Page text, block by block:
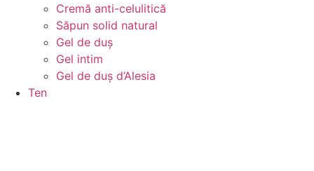
Cremă anti-celulitică
Săpun solid natural
Gel de duș
Gel intim
Gel de duș d’Alesia
Ten